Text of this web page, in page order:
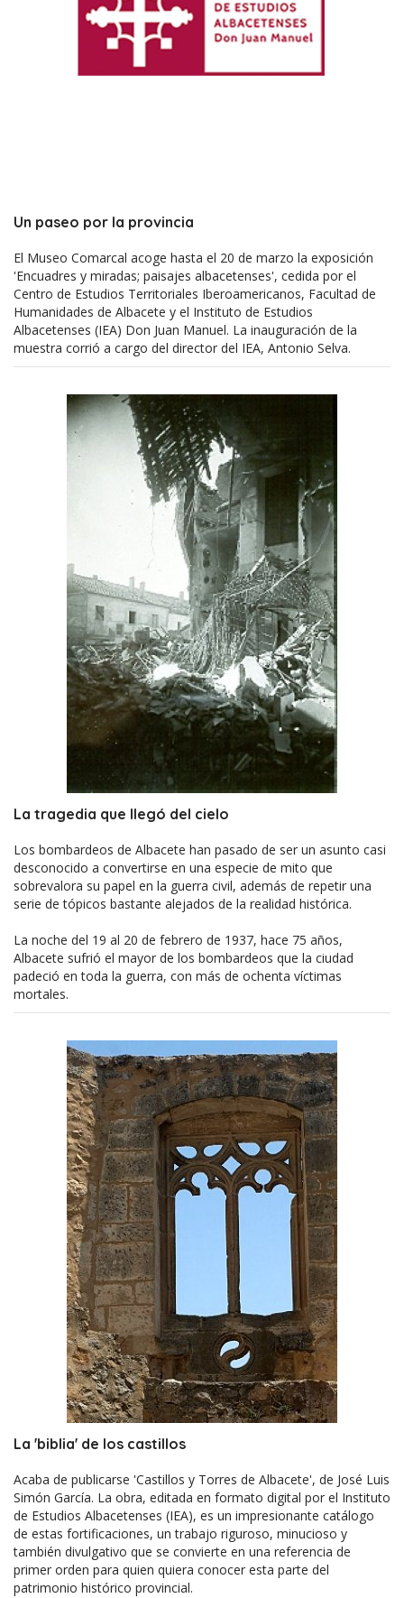
Un paseo por la provincia
El Museo Comarcal acoge hasta el 20 de marzo la exposición
'Encuadres y miradas; paisajes albacetenses', cedida por el
Centro de Estudios Territoriales Iberoamericanos, Facultad de
Humanidades de Albacete y el Instituto de Estudios
Albacetenses (IEA) Don Juan Manuel. La inauguración de la
muestra corrió a cargo del director del IEA, Antonio Selva.
La tragedia que llegó del cielo
Los bombardeos de Albacete han pasado de ser un asunto casi
desconocido a convertirse en una especie de mito que
sobrevalora su papel en la guerra civil, además de repetir una
serie de tópicos bastante alejados de la realidad histórica.
La noche del 19 al 20 de febrero de 1937, hace 75 años,
Albacete sufrió el mayor de los bombardeos que la ciudad
padeció en toda la guerra, con más de ochenta víctimas
mortales.
La 'biblia' de los castillos
Acaba de publicarse 'Castillos y Torres de Albacete', de José Luis
Simón García. La obra, editada en formato digital por el Instituto
de Estudios Albacetenses (IEA), es un impresionante catálogo
de estas fortificaciones, un trabajo riguroso, minucioso y
también divulgativo que se convierte en una referencia de
primer orden para quien quiera conocer esta parte del
patrimonio histórico provincial.